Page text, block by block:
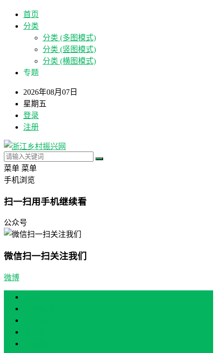
首页
分类
分类 (多图模式)
分类 (竖图模式)
分类 (横图模式)
专题
2026年08月07日
星期五
登录
注册
菜单 菜单
手机浏览
扫一扫用手机继续看
公众号
微信扫一扫关注我们
微博